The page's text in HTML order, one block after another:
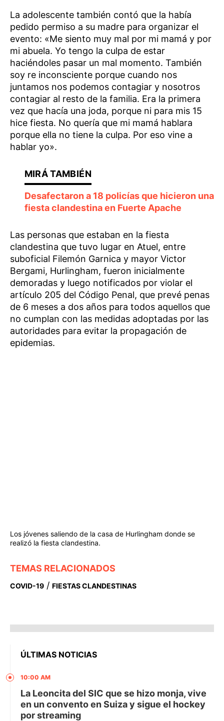
La adolescente también contó que la había
pedido permiso a su madre para organizar el
evento: «Me siento muy mal por mi mamá y por
mi abuela. Yo tengo la culpa de estar
haciéndoles pasar un mal momento. También
soy re inconsciente porque cuando nos
juntamos nos podemos contagiar y nosotros
contagiar al resto de la familia. Era la primera
vez que hacía una joda, porque ni para mis 15
hice fiesta. No quería que mi mamá hablara
porque ella no tiene la culpa. Por eso vine a
hablar yo».
Desafectaron a 18 policías que hicieron una
fiesta clandestina en Fuerte Apache
Las personas que estaban en la fiesta
clandestina que tuvo lugar en Atuel, entre
suboficial Filemón Garnica y mayor Victor
Bergami, Hurlingham, fueron inicialmente
demoradas y luego notificados por violar el
artículo 205 del Código Penal, que prevé penas
de 6 meses a dos años para todos aquellos que
no cumplan con las medidas adoptadas por las
autoridades para evitar la propagación de
epidemias.
Los jóvenes saliendo de la casa de Hurlingham donde se
realizó la fiesta clandestina.
TEMAS RELACIONADOS
COVID-19 / FIESTAS CLANDESTINAS
ÚLTIMAS NOTICIAS
10:00 AM
La Leoncita del SIC que se hizo monja, vive
en un convento en Suiza y sigue el hockey
por streaming